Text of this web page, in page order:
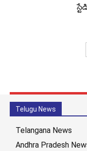
Telugu News
Telangana News
Andhra Pradesh